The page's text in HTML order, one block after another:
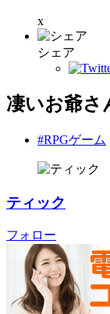
x
シェア
凄いお爺さ
#RPGゲーム
ティック
フォロー